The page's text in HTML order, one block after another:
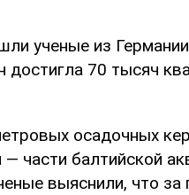
ученые из
70 тысяч
осадочных
части балтийской
выяснили, что за